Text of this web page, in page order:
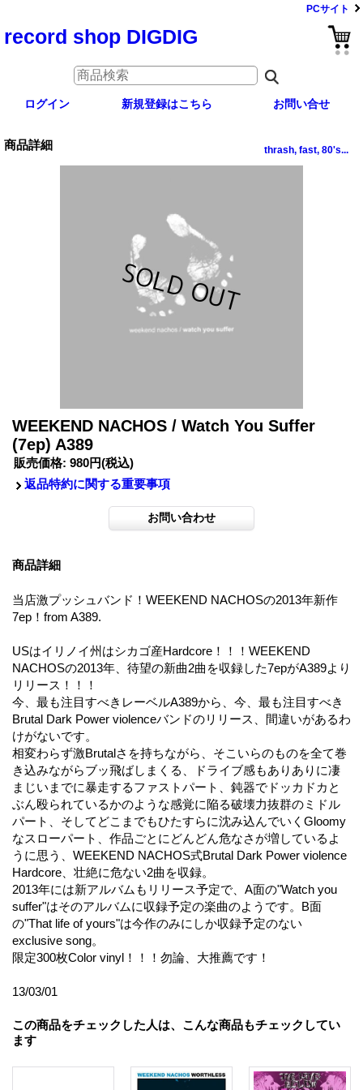
PCサイト
record shop DIGDIG
ログイン 新規登録はこちら お問い合せ
商品詳細 thrash, fast, 80's...
WEEKEND NACHOS / Watch You Suffer
(7ep) A389
販売価格: 980円(税込)
返品特約に関する重要事項
商品詳細
当店激プッシュバンド！WEEKEND NACHOSの2013年新作
7ep！from A389.
USはイリノイ州はシカゴ産Hardcore！！！WEEKEND
NACHOSの2013年、待望の新曲2曲を収録した7epがA389より
リリース！！！
今、最も注目すべきレーベルA389から、今、最も注目すべき
Brutal Dark Power violenceバンドのリリース、間違いがあるわ
けがないです。
相変わらず激Brutalさを持ちながら、そこいらのものを全て巻
き込みながらブッ飛ばしまくる、ドライブ感もありありに凄
まじいまでに暴走するファストパート、鈍器でドッカドカと
ぶん殴られているかのような感覚に陥る破壊力抜群のミドル
パート、そしてどこまでもひたすらに沈み込んでいくGloomy
なスローパート、作品ごとにどんどん危なさが増しているよ
うに思う、WEEKEND NACHOS式Brutal Dark Power violence
Hardcore、壮絶に危ない2曲を収録。
2013年には新アルバムもリリース予定で、A面の"Watch you
suffer"はそのアルバムに収録予定の楽曲のようです。B面
の"That life of yours"は今作のみにしか収録予定のない
exclusive song。
限定300枚Color vinyl！！！勿論、大推薦です！
13/03/01
この商品をチェックした人は、こんな商品もチェックしてい
ます